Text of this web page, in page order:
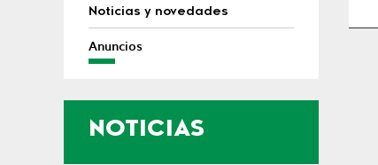
Noticias y novedades
Anuncios
NOTICIAS